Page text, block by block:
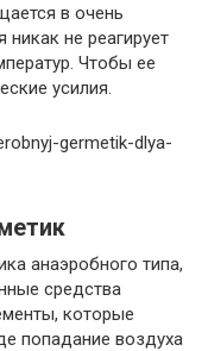
в очень
не реагирует
Чтобы ее
усилия.
germetik-dlya-
анаэробного типа,
средства
которые
попадание воздуха